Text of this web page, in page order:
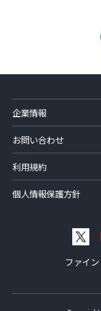
企業情報
お問い合わせ
利用規約
個人情報保護方針
ファイ